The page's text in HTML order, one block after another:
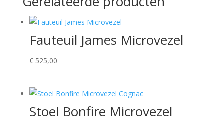
Fauteuil James Microvezel
€525,00
Stoel Bonfire Microvezel